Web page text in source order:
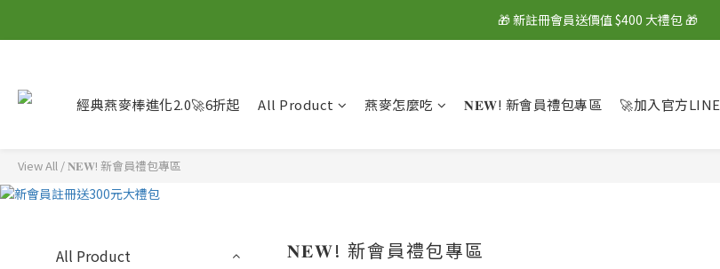
🎁 新註冊會員送價值 $400 大禮包 🎁
🎁 新註冊會員送價值 $400 大禮包 🎁
🎁 新註冊會員送價值 $400 大禮包 🎁
經典燕麥棒進化2.0🚀6折起 All Product 燕麥怎麼吃 𝐍𝐄𝐖! 新會員禮包專區 🚀加入官方LINE
View All /𝐍𝐄𝐖! 新會員禮包專區
All Product
𝐍𝐄𝐖! 新會員禮包專區